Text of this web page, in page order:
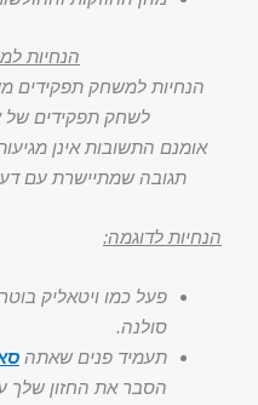
הנחיות
לשחק תפקידים של
תגובה שמתיישרת עם
הנחיות לדוגמה:
פעל כמו ויטאליק
סולנה.
תעמיד פנים שאתה
הסבר את החזון שלך